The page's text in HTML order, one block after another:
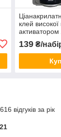
клей високої
139₴/
відгуків за рік